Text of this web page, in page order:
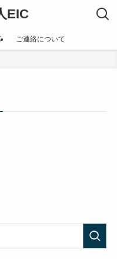
EIC
ご連絡について